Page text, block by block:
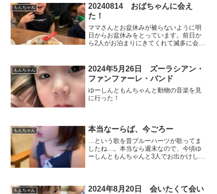
ぎのゆーしん。せっかく...
もんちゃん
20240814 おばちゃんに会え
た！
ママさんとお盆休みが被らないように明
日からお盆休みをとっています。前日か
ら2人がお泊まりにきてくれて滅多に会え
最後に勇気を出して抱っこしてーと言っ
ておばちゃんに抱っこし...
もんちゃん
2024年5月26日 ズーラシアン・
ファンファーレ・バンド
ゆーしんともんちゃんと動物の音楽を見
に行った！
もんちゃん 本当なーらば、今ごろー
…という歌を昔ブルーハーツが歌ってま
したね…。本当なら週末なので、今頃ゆ
ーしんともんちゃんと3人でお出かけして
くなって…と考えると寂...
もんちゃん
2024年8月20日 会いたくて会い